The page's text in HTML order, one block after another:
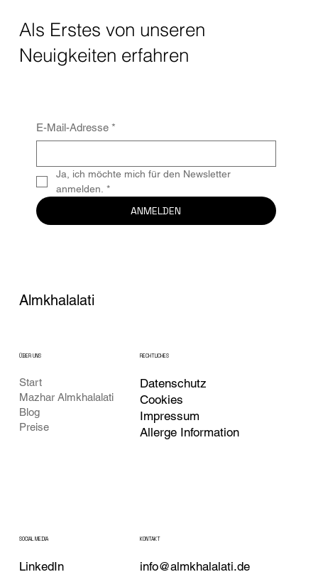
Als Erstes von unseren
Neuigkeiten erfahren
E-Mail-Adresse *
Ja, ich möchte mich für den Newsletter
anmelden. *
ANMELDEN
Almkhalalati
Start
Mazhar Almkhalalati
Blog
Preise
ÜBER UNS RECHTLICHES
Cookies
Datenschutz
Impressum
Allerge Information
SOCIAL MEDIA
LinkedIn
KONTAKT
info@almkhalalati.de